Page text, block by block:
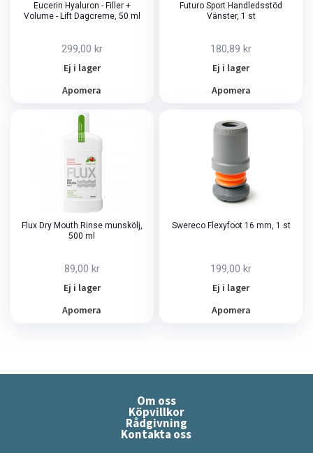
Eucerin Hyaluron - Filler +
Volume - Lift Dagcreme, 50 ml
299,00 kr
Ej i lager
Apomera
Futuro Sport Handledsstöd
Vänster, 1 st
180,89 kr
Ej i lager
Apomera
Flux Dry Mouth Rinse munskölj,
500 ml
89,00 kr
Ej i lager
Apomera
Swereco Flexyfoot 16 mm, 1 st
199,00 kr
Ej i lager
Apomera
Om oss
Köpvillkor
Rådgivning
Kontakta oss